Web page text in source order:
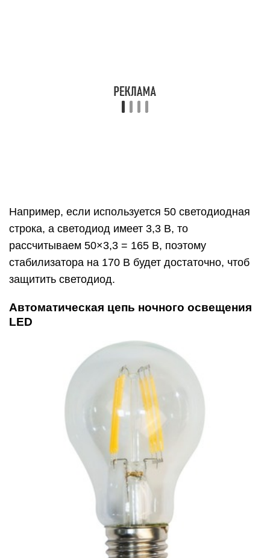
защитить светодиод.
Автоматическая цепь ночного освещения
Схема автоматически включит ночью лампу и
отключит через заданное время, используя
несколько транзисторов и таймер NE555. Схема
недорогая и простая в установке. В качестве
датчика здесь используется LDR. В дневное
время сопротивление LDR будет низким,
напряжение на нем упадет, а транзистор Q1
будет находиться в режиме проводки. Когда
освещённость в помещении падает,